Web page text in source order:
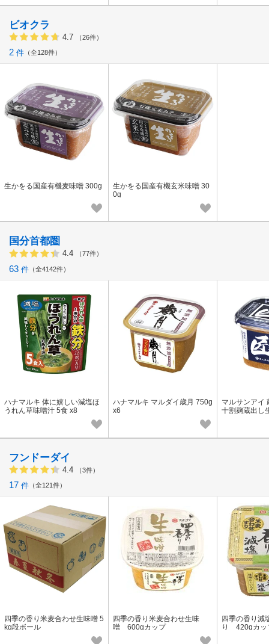
ビオクラ
4.7 （26件）
2 件 全128件
生かをる国産有機麦味噌 300g
生かをる国産有機玄米味噌 30
0g
国分首都圏
4.4 （77件）
63 件 全4142件
ハナマルキ 体に嬉しい減塩ほ
うれん草味噌汁 5食 x8
ハナマルキ マルダイ歳月 750g
x6
マルサンアイ
十割麹蔵出し
フンドーダイ
4.4 （3件）
17 件 全121件
四季の香り米麦合わせ生味噌 5
kg段ボール
四季の香り米麦合わせ生味
噌 600gカップ
四季の香り減
り 420gカッ